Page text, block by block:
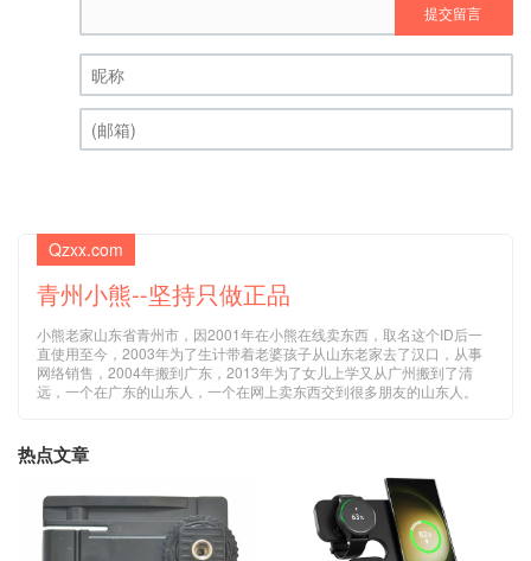
提交留言
昵称 (必填)
Qzxx.com
青州小熊--坚持只做正品
小熊老家山东省青州市，因2001年在小熊在线卖东西，取名这个ID后一
直使用至今，2003年为了生计带着老婆孩子从山东老家去了汉口，从事
网络销售，2004年搬到广东，2013年为了女儿上学又从广州搬到了清
远，一个在广东的山东人，一个在网上卖东西交到很多朋友的山东人。
热点文章